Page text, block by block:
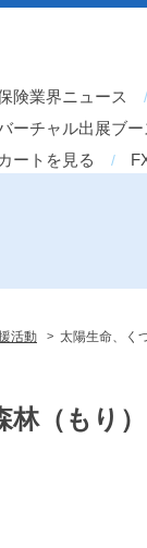
険業界ニュース
ーチャル出展ブー
カートを見る
活動 > 太陽生命、く
林（もり